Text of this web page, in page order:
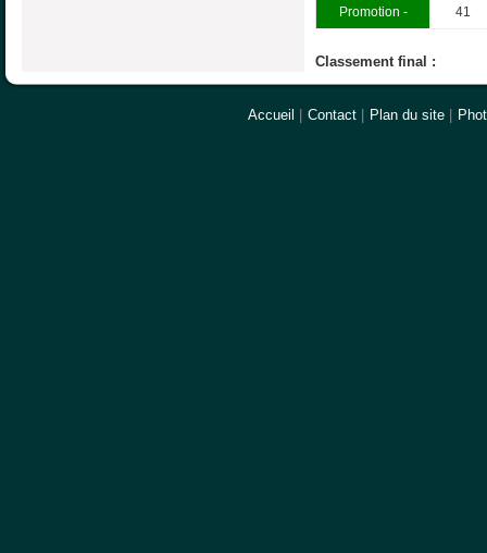
Promotion - 41
Classement final :
Accueil | Contact | Plan du site |